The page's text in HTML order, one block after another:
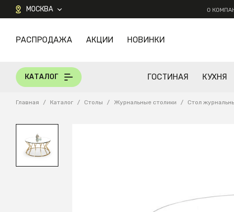
МОСКВА О
КАТАЛОГ
РАСПРОДАЖА АКЦИИ НОВИНКИ
КАТАЛОГ ГОСТИНАЯ КУХНЯ
Главная / Каталог / Столы / Журнальные столики / Стол